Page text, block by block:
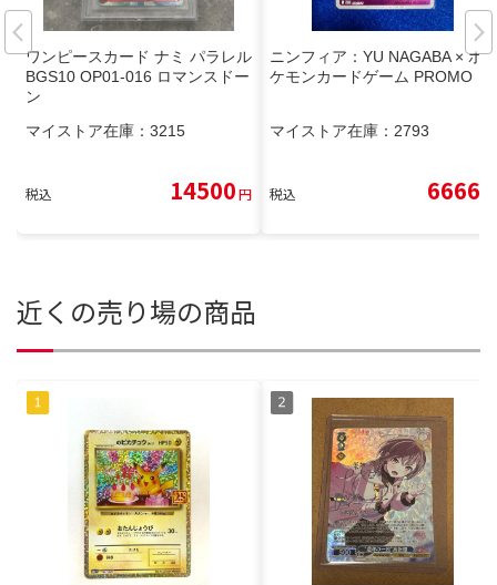
ワンピースカード ナミ パラレル
BGS10 OP01-016 ロマンスドー
ン
マイストア在庫： 3215
税込 14500円
ニンフィア：YU NAGABA × ポ
ケモンカードゲーム PROMO
マイストア在庫： 2793
税込 6666
近くの売り場の商品